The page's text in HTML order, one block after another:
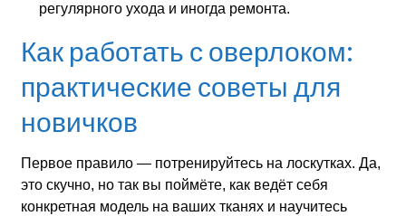
регулярного ухода и иногда ремонта.
Как работать с оверлоком:
практические советы для
новичков
Первое правило — потренируйтесь на лоскутках. Да,
это скучно, но так вы поймёте, как ведёт себя
конкретная модель на ваших тканях и научитесь